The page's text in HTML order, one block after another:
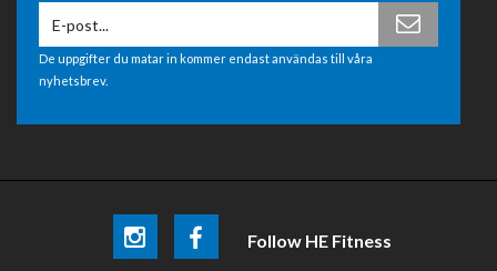
De uppgifter du matar in kommer endast användas till våra
nyhetsbrev.
Follow HE Fitness